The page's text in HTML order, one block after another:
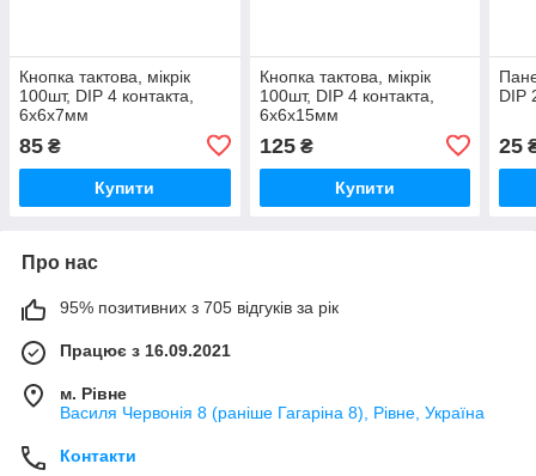
Кнопка тактова, мікрік
100шт, DIP 4 контакта,
6х6х7мм
85 ₴
Купити
Кнопка тактова, мікрік
100шт, DIP 4 контакта,
6х6х15мм
125₴
Купити
DIP
25
Про нас
95% позитивних з 705 відгуків за рік
Працює з 16.09.2021
м. Рівне
Василя Червонія 8 (раніше Гагаріна 8), Рівне, Україна
Контакти